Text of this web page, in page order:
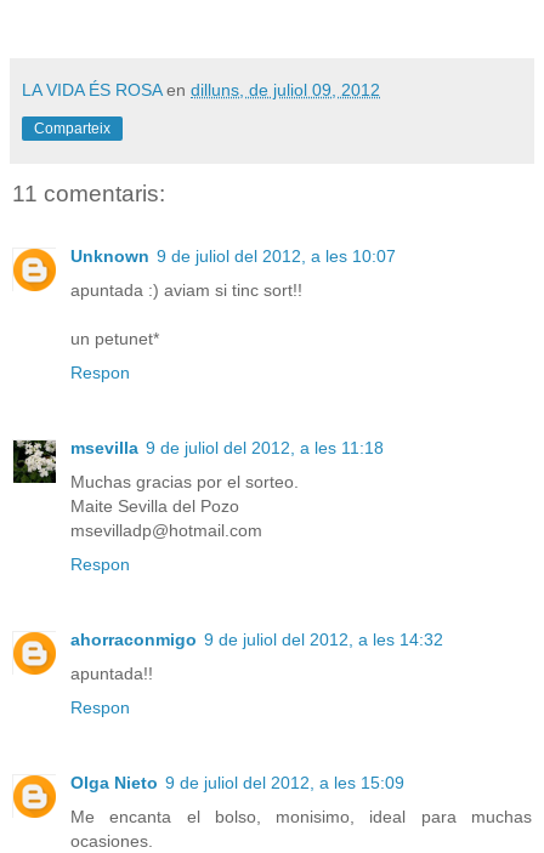
LA VIDA ÉS ROSA en dilluns, de juliol 09, 2012
Comparteix
11 comentaris:
Unknown 9 de juliol del 2012, a les 10:07
apuntada :) aviam si tinc sort!!
un petunet*
Respon
msevilla 9 de juliol del 2012, a les 11:18
Muchas gracias por el sorteo.
Maite Sevilla del Pozo
msevilladp@hotmail.com
Respon
ahorraconmigo 9 de juliol del 2012, a les 14:32
apuntada!!
Respon
Olga Nieto 9 de juliol del 2012, a les 15:09
Me encanta el bolso, monisimo, ideal para muchas
ocasiones.